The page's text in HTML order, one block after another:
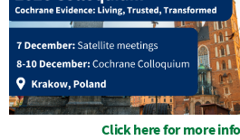
Click here for more